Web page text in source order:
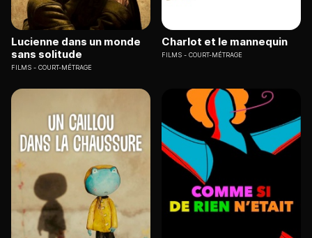
Lucienne dans un monde
sans solitude
FILMS COURT-MÉTRAGE
Charlot et le mannequin
FILMS COURT-MÉTRAGE